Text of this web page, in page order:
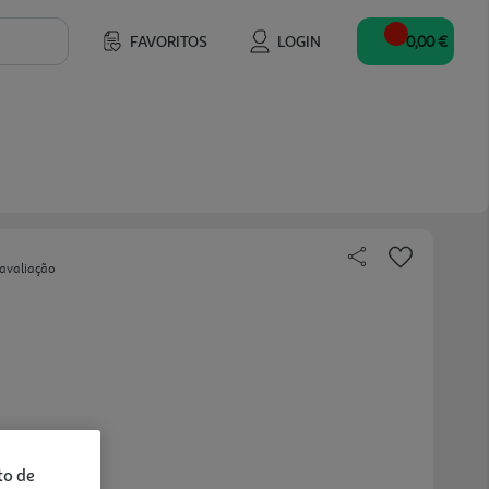
FAVORITOS LOGIN 0,00 €
de